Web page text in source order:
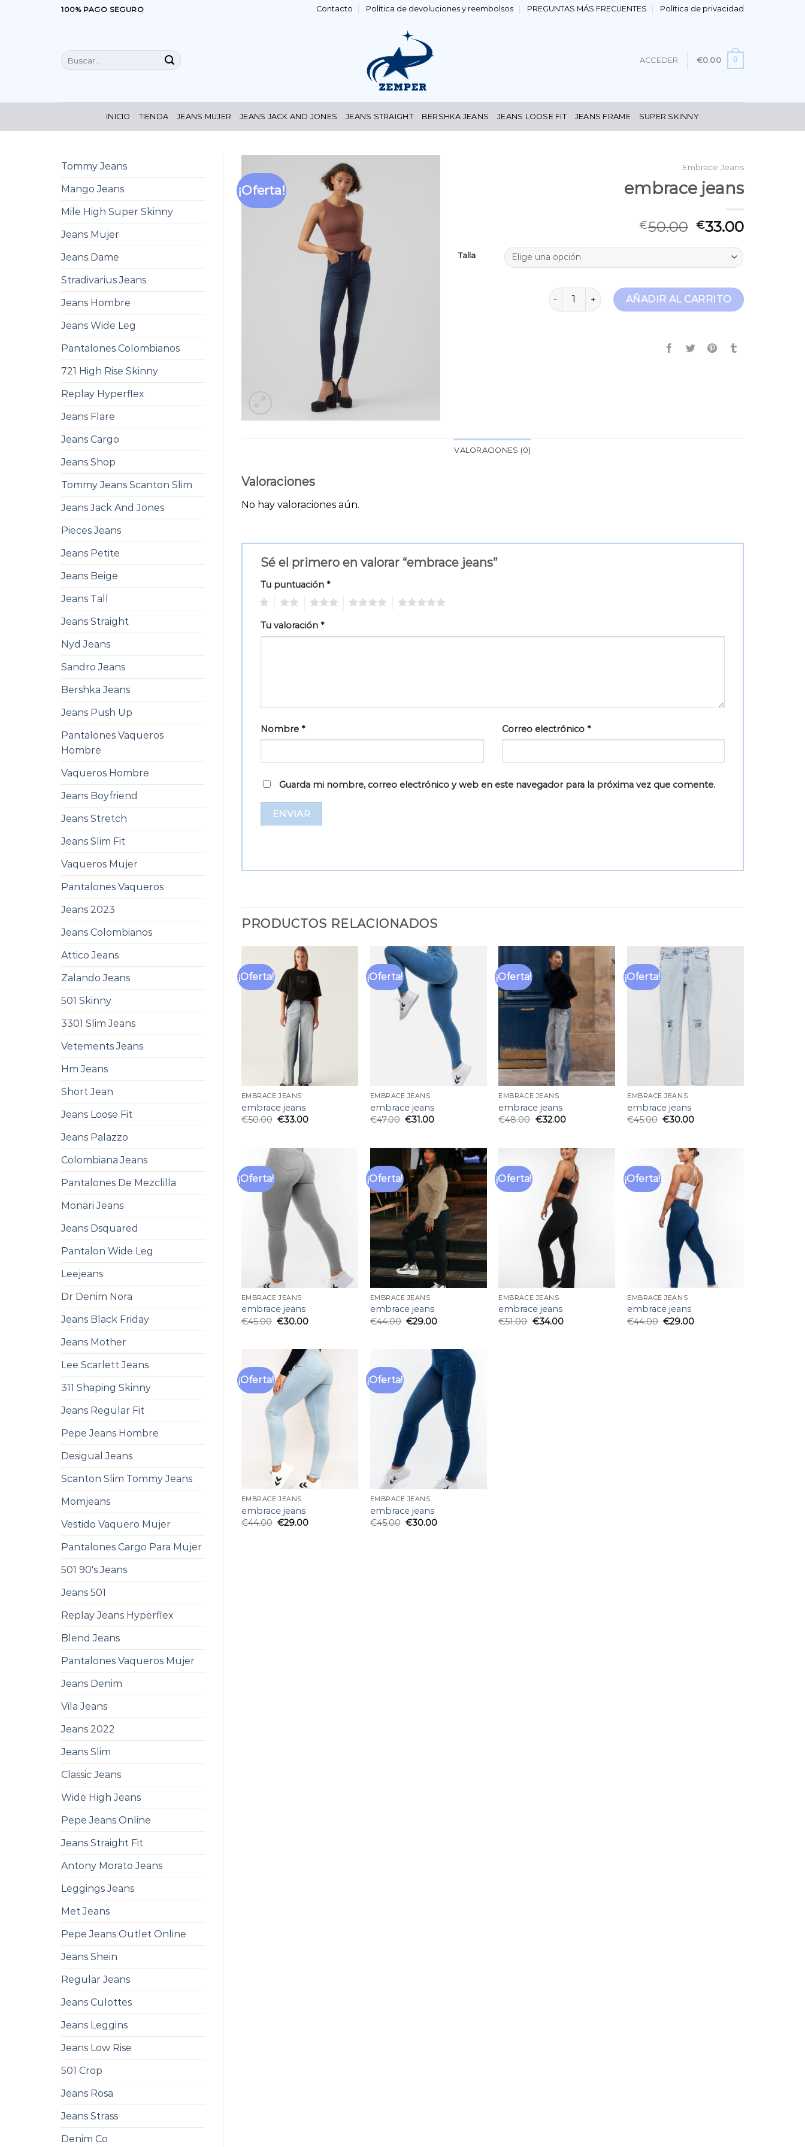
100% PAGO SEGURO Contacto Política de devoluciones y reembolsos PREGUNTAS MÁS FRECUENTES Política de privacidad
Buscar
por:
ACCEDER €0.00 0
INICIO TIENDA JEANS MUJER JEANS JACK AND JONES JEANS STRAIGHT BERSHKA JEANS JEANS LOOSE FIT JEANS FRAME SUPER SKINNY
Tommy Jeans
Mango Jeans
Mile High Super Skinny
Jeans Mujer
Jeans Dame
Stradivarius Jeans
Jeans Hombre
Jeans Wide Leg
Pantalones Colombianos
721 High Rise Skinny
Replay Hyperflex
Jeans Flare
Jeans Cargo
Jeans Shop
Tommy Jeans Scanton Slim
Jeans Jack And Jones
Pieces Jeans
Jeans Petite
Jeans Beige
Jeans Tall
Jeans Straight
Nyd Jeans
Sandro Jeans
Bershka Jeans
Jeans Push Up
Pantalones Vaqueros
Hombre
Vaqueros Hombre
Jeans Boyfriend
Jeans Stretch
Jeans Slim Fit
Vaqueros Mujer
Pantalones Vaqueros
Jeans 2023
Jeans Colombianos
Attico Jeans
Zalando Jeans
501 Skinny
3301 Slim Jeans
Vetements Jeans
Hm Jeans
Short Jean
Jeans Loose Fit
Jeans Palazzo
Colombiana Jeans
Pantalones De Mezclilla
Monari Jeans
Jeans Dsquared
Pantalon Wide Leg
Leejeans
Dr Denim Nora
Jeans Black Friday
Jeans Mother
Lee Scarlett Jeans
311 Shaping Skinny
Jeans Regular Fit
Pepe Jeans Hombre
Desigual Jeans
Scanton Slim Tommy Jeans
Momjeans
Vestido Vaquero Mujer
Pantalones Cargo Para Mujer
501 90's Jeans
Jeans 501
Replay Jeans Hyperflex
Blend Jeans
Pantalones Vaqueros Mujer
Jeans Denim
Vila Jeans
Jeans 2022
Jeans Slim
Classic Jeans
Wide High Jeans
Pepe Jeans Online
Jeans Straight Fit
Antony Morato Jeans
Leggings Jeans
Met Jeans
Pepe Jeans Outlet Online
Jeans Shein
Regular Jeans
Jeans Culottes
Jeans Leggins
Jeans Low Rise
501 Crop
Jeans Rosa
Jeans Strass
Denim Co
¡Oferta!
Embrace Jeans
embrace jeans
€50.00 €33.00
Talla
embrace jeans cantidadAÑADIR AL CARRITO
VALORACIONES (0)
Valoraciones
No hay valoraciones aún.
Sé el primero en valorar “embrace jeans”
Tu puntuación *
Tu valoración *
Nombre * Correo electrónico *
Guarda mi nombre, correo electrónico y web en este navegador para la próxima vez que comente.
PRODUCTOS RELACIONADOS
¡Oferta!
EMBRACE JEANS
embrace jeans
€50.00 €33.00
¡Oferta!
Añadir
EMBRACE JEANS
embrace jeans
€47.00 €31.00
¡Oferta!
Añadir
a la
lista
de
deseos
EMBRACE JEANS
embrace jeans
€48.00 €32.00
¡Oferta!
EMBRACE JEANS
embrace jeans
€45.00 €30.00
¡Oferta!
EMBRACE JEANS
embrace jeans
€45.00 €30.00
¡Oferta!
Añadir
a la
lista
deseos
EMBRACE JEANS
embrace jeans
€44.00 €29.00
¡Oferta!
EMBRACE JEANS
embrace jeans
€51.00 €34.00
¡Oferta!
EMBRACE JEANS
embrace jeans
€44.00 €29.00
¡Oferta!
Añadir
EMBRACE JEANS
embrace jeans
€44.00 €29.00
¡Oferta!
Añadir
a la
lista
de
deseos
EMBRACE JEANS
embrace jeans
€45.00 €30.00